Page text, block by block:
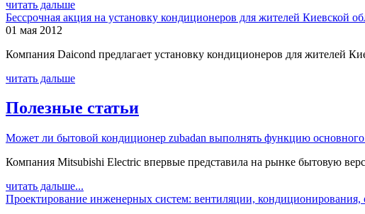
читать дальше
Бессрочная акция на установку кондиционеров для жителей Киевской
01 мая 2012
Компания Daicond предлагает установку кондиционеров для жителей
читать дальше
Полезные статьи
Может ли бытовой кондиционер zubadan выполнять функцию основного
Компания Mitsubishi Electric впервые представила на рынке бытовую
читать дальше...
Проектирование инженерных систем: вентиляции, кондиционирования,